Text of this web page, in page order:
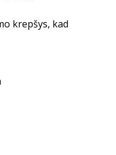
krepšys, kad